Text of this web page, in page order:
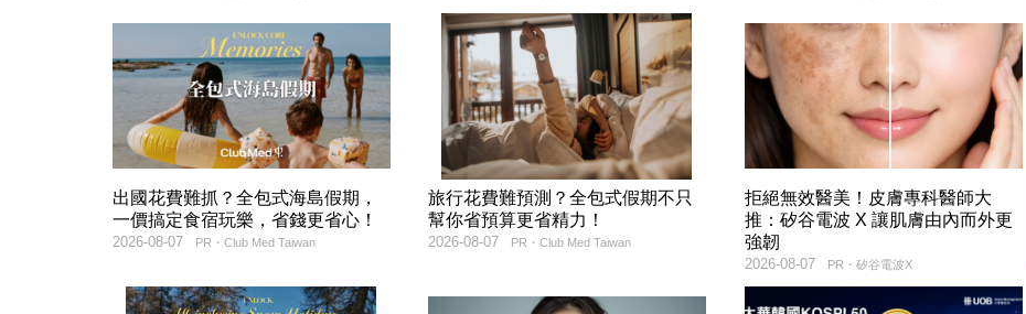
出國花費難抓？全包式海島假期，
一價搞定食宿玩樂，省錢更省心！
PR・Club Med Taiwan
2026-08-07
旅行花費難預測？全包式假期不只
幫你省預算更省精力！
PR・Club Med Taiwan
2026-08-07
拒絕無效醫美！皮膚專科醫師大
推：矽谷電波 X 讓肌膚由內而外更
強韌
PR・矽谷電波X
2026-08-07